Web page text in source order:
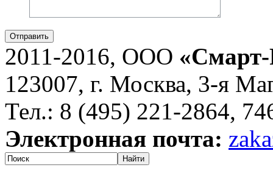
Отправить
2011-2016, ООО
123007, г. Москва, 3-я
Тел.: 8 (495) 221-2864,
Электронная почта:
Найти